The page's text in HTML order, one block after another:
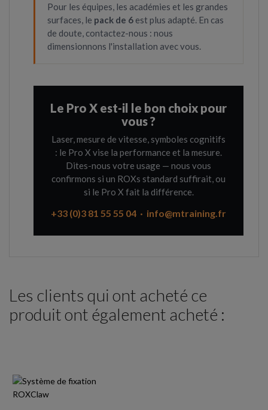
Pour les équipes, les académies et les grandes
surfaces, le pack de 6 est plus adapté. En cas
de doute, contactez-nous : nous
dimensionnons l'installation avec vous.
Le Pro X est-il le bon choix pour
vous ?
Laser, mesure de vitesse, symboles cognitifs
: le Pro X vise la performance et la mesure.
Dites-nous votre usage — nous vous
confirmons si un ROXs standard suffirait, ou
si le Pro X fait la différence.
+33 (0)3 81 55 55 04 · info@mtraining.fr
Les clients qui ont acheté ce
produit ont également acheté :